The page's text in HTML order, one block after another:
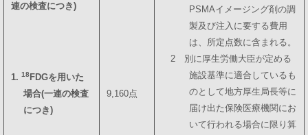
連の検査につき)
PSMAイメージング剤の調
製及び注入に要する費用
は、所定点数に含まれる。
2 別に厚生労働大臣が定める
施設基準に適合しているも
のとして地方厚生局長等に
届け出た保険医療機関にお
いて行われる場合に限り算
1. 18 FDGを用いた
場合(一連の検査
につき)
9,160点